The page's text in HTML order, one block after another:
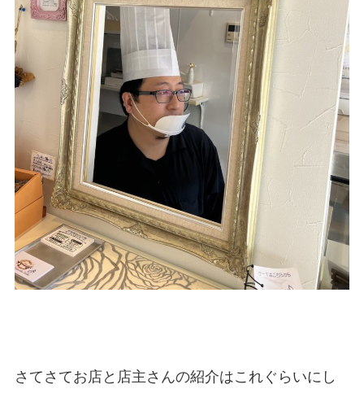
さてさてお店と店主さんの紹介はこれぐらいにし